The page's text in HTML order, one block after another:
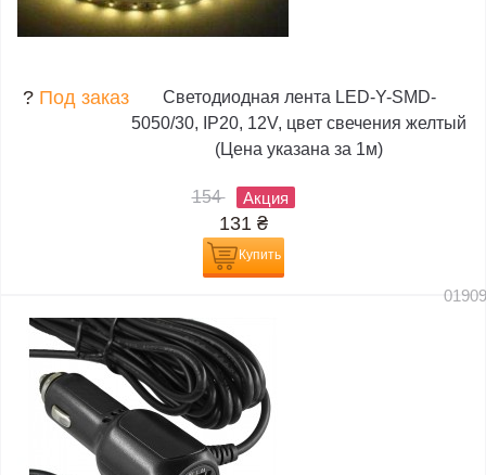
? Под заказ
Светодиодная лента LED-Y-SMD-
5050/30, IP20, 12V, цвет свечения желтый
(Цена указана за 1м)
154 Акция
131 ₴
Купить